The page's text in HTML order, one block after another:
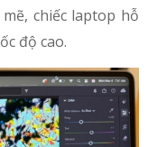
chiếc laptop hỗ
độ cao.